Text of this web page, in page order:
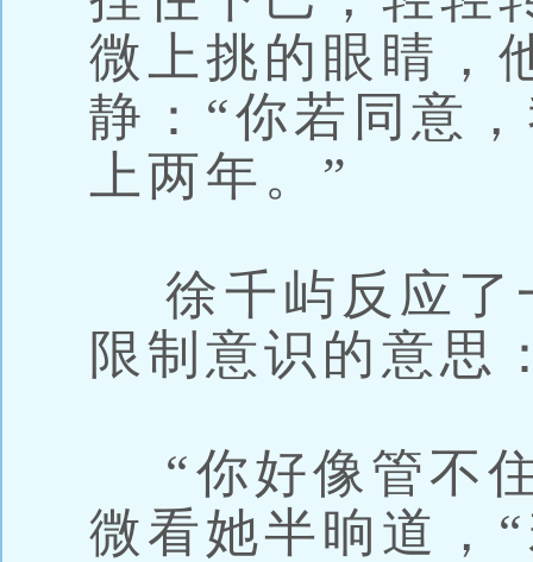
微上挑的眼睛，
静：“你若同意
上两年。”
徐千屿反应了
限制意识的意思
“你好像管不
微看她半晌道，